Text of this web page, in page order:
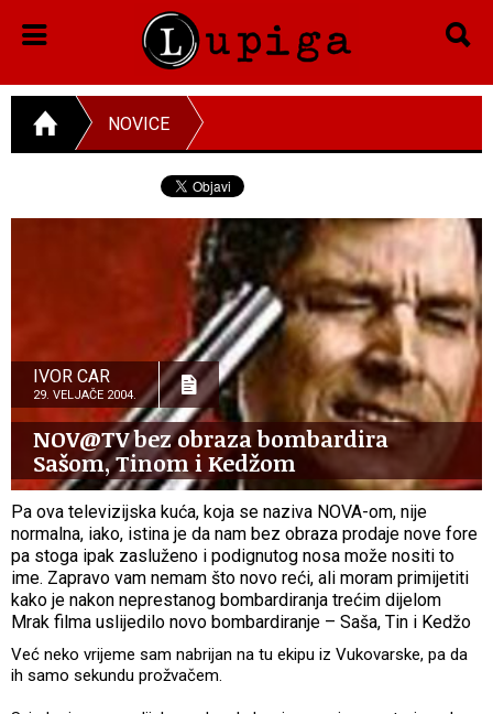
NOVICE
IVOR CAR
29. VELJAČE 2004.
NOV@TV bez obraza bombardira
Sašom, Tinom i Kedžom
Pa ova televizijska kuća, koja se naziva NOVA-om, nije
normalna, iako, istina je da nam bez obraza prodaje nove fore
pa stoga ipak zasluženo i podignutog nosa može nositi to
ime. Zapravo vam nemam što novo reći, ali moram primijetiti
kako je nakon neprestanog bombardiranja trećim dijelom
Mrak filma uslijedilo novo bombardiranje – Saša, Tin i Kedžo
Već neko vrijeme sam nabrijan na tu ekipu iz Vukovarske, pa da
ih samo sekundu prožvačem.